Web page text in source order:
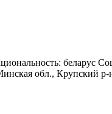
беларус
обл., Крупский р-